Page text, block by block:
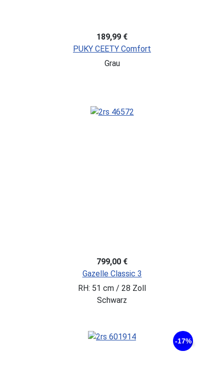
189,99 €
PUKY CEETY Comfort
Grau
799,00 €
Gazelle Classic 3
RH: 51 cm / 28 Zoll
Schwarz
-17%